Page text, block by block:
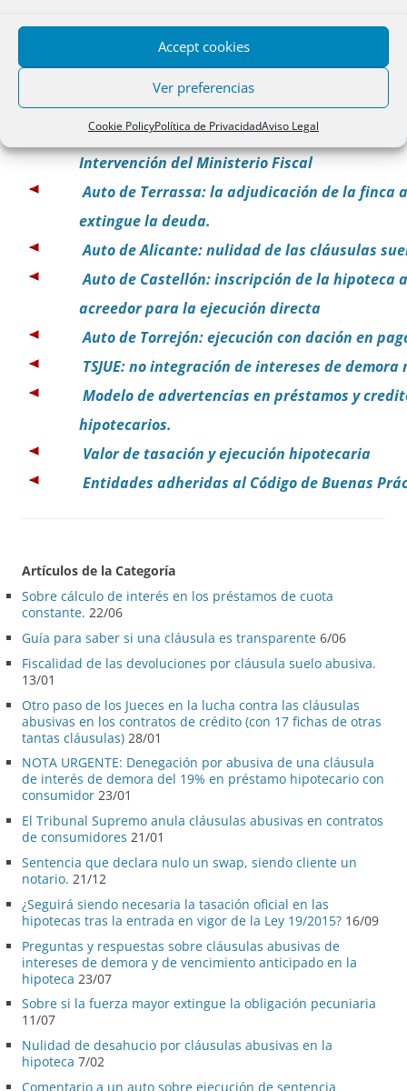
Accept cookies
Ver preferencias
Cookie PolicyPolítica de PrivacidadAviso Legal
Precisiones sobre cláusulas suelo de Fermín
Comentario crítico a sentencia de Jaén que
cláusula suelo.
Sentencia de Córdoba: nulidad cláusulas
Intervención del Ministerio Fiscal
Auto de Terrassa: la adjudicación de la finca
extingue la deuda.
Auto de Alicante: nulidad de las cláusulas
Auto de Castellón: inscripción de la hipoteca
acreedor para la ejecución directa
Auto de Torrejón: ejecución con dación en
TSJUE: no integración de intereses de demora
Modelo de advertencias en préstamos y
hipotecarios.
Valor de tasación y ejecución hipotecaria
Entidades adheridas al Código de Buenas
Artículos de la Categoría
Sobre cálculo de interés en los préstamos de cuota
constante. 22/06
Guía para saber si una cláusula es transparente 6/06
Fiscalidad de las devoluciones por cláusula suelo abusiva.
13/01
Otro paso de los Jueces en la lucha contra las cláusulas
abusivas en los contratos de crédito (con 17 fichas de otras
tantas cláusulas) 28/01
NOTA URGENTE: Denegación por abusiva de una cláusula
de interés de demora del 19% en préstamo hipotecario con
consumidor 23/01
El Tribunal Supremo anula cláusulas abusivas en contratos
de consumidores 21/01
Sentencia que declara nulo un swap, siendo cliente un
notario. 21/12
¿Seguirá siendo necesaria la tasación oficial en las
hipotecas tras la entrada en vigor de la Ley 19/2015? 16/09
Preguntas y respuestas sobre cláusulas abusivas de
intereses de demora y de vencimiento anticipado en la
hipoteca 23/07
Sobre si la fuerza mayor extingue la obligación pecuniaria
11/07
Nulidad de desahucio por cláusulas abusivas en la
hipoteca 7/02
Comentario a un auto sobre ejecución de sentencia